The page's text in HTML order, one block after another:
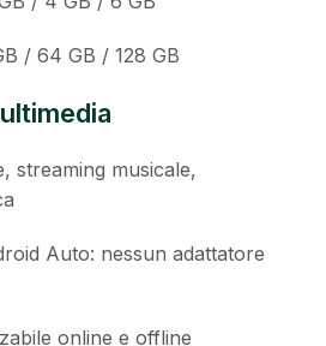
moderno per prestazioni veloci
/ 4 GB / 6 GB
/ 64 GB / 128 GB